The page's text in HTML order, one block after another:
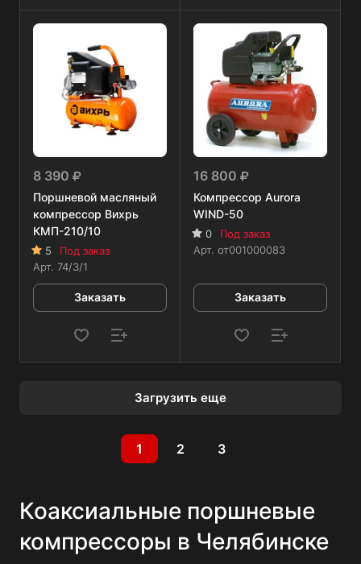
8 390
Поршневой масляный
компрессор Вихрь
КМП-210/10
5
Под заказ
Арт. 74/3/1
Заказать
16 800
Компрессор Aurora
WIND-50
0
Под заказ
Арт. от001000083
Заказать
Загрузить еще
1 2 3
Коаксиальные поршневые
компрессоры в Челябинске